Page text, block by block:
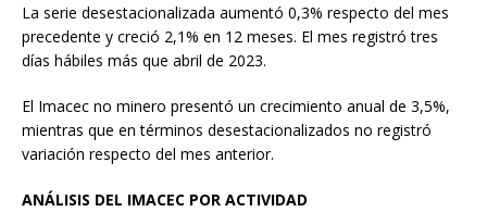
La serie desestacionalizada aumentó 0,3% respecto del mes
precedente y creció 2,1% en 12 meses. El mes registró tres
días hábiles más que abril de 2023.
El Imacec no minero presentó un crecimiento anual de 3,5%,
mientras que en términos desestacionalizados no registró
variación respecto del mes anterior.
ANÁLISIS DEL IMACEC POR ACTIVIDAD